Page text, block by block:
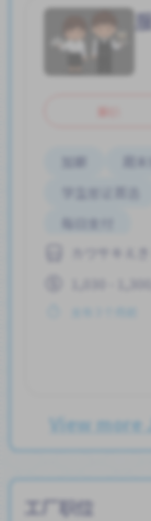
兼职
加薪 周
学生签证首选
每日支付
カワサキえ
1,030 -
View more
工厂职位